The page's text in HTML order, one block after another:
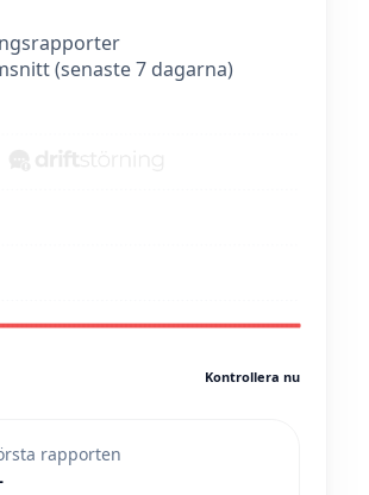
(senaste 7 dagarna)
Kontrollera nu
rapporten